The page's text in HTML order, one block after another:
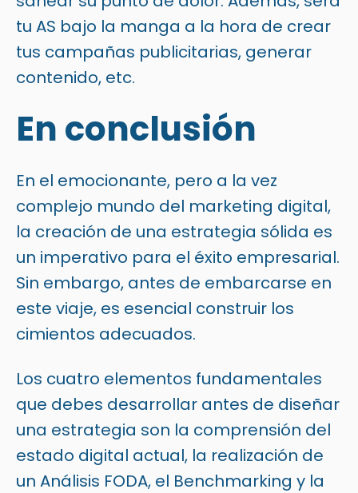
tu AS bajo la manga a la hora de crear
tus campañas publicitarias, generar
contenido, etc.
En conclusión
En el emocionante, pero a la vez
complejo mundo del marketing digital,
la creación de una estrategia sólida es
un imperativo para el éxito empresarial.
Sin embargo, antes de embarcarse en
este viaje, es esencial construir los
cimientos adecuados.
Los cuatro elementos fundamentales
que debes desarrollar antes de diseñar
una estrategia son la comprensión del
estado digital actual, la realización de
un Análisis FODA, el Benchmarking y la